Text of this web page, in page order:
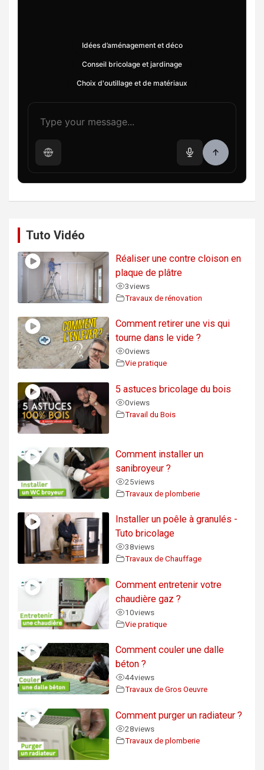
Idées d’aménagement et déco
Conseil bricolage et jardinage
Choix d'outillage et de matériaux
Tuto Vidéo
Réaliser une contre cloison en
plaque de plâtre
3views
Travaux de rénovation
Comment retirer une vis qui
tourne dans le vide ?
0views
Vie pratique
5 astuces bricolage du bois
0views
Travail du Bois
Comment installer un
sanibroyeur ?
25views
Travaux de plomberie
Installer un poêle à granulés -
Tuto bricolage
38views
Travaux de Chauffage
Comment entretenir votre
chaudière gaz ?
10views
Vie pratique
Comment couler une dalle
béton ?
44views
Travaux de Gros Oeuvre
Comment purger un radiateur ?
28views
Travaux de plomberie